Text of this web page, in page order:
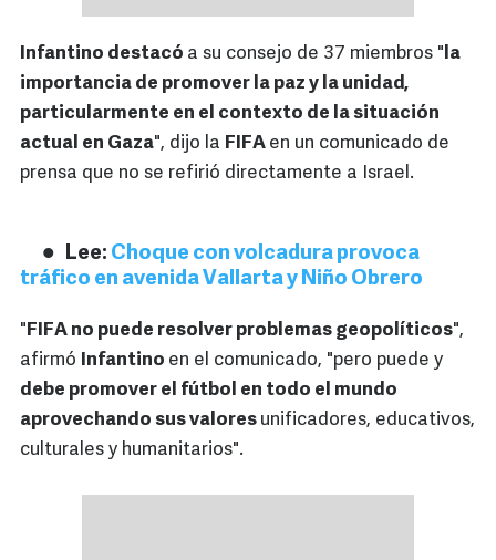
Infantino destacó a su consejo de 37 miembros "la
importancia de promover la paz y la unidad,
particularmente en el contexto de la situación
actual en Gaza", dijo la FIFA en un comunicado de
prensa que no se refirió directamente a Israel.
Lee: Choque con volcadura provoca
tráfico en avenida Vallarta y Niño Obrero
"FIFA no puede resolver problemas geopolíticos",
afirmó Infantino en el comunicado, "pero puede y
debe promover el fútbol en todo el mundo
aprovechando sus valores unificadores, educativos,
culturales y humanitarios".